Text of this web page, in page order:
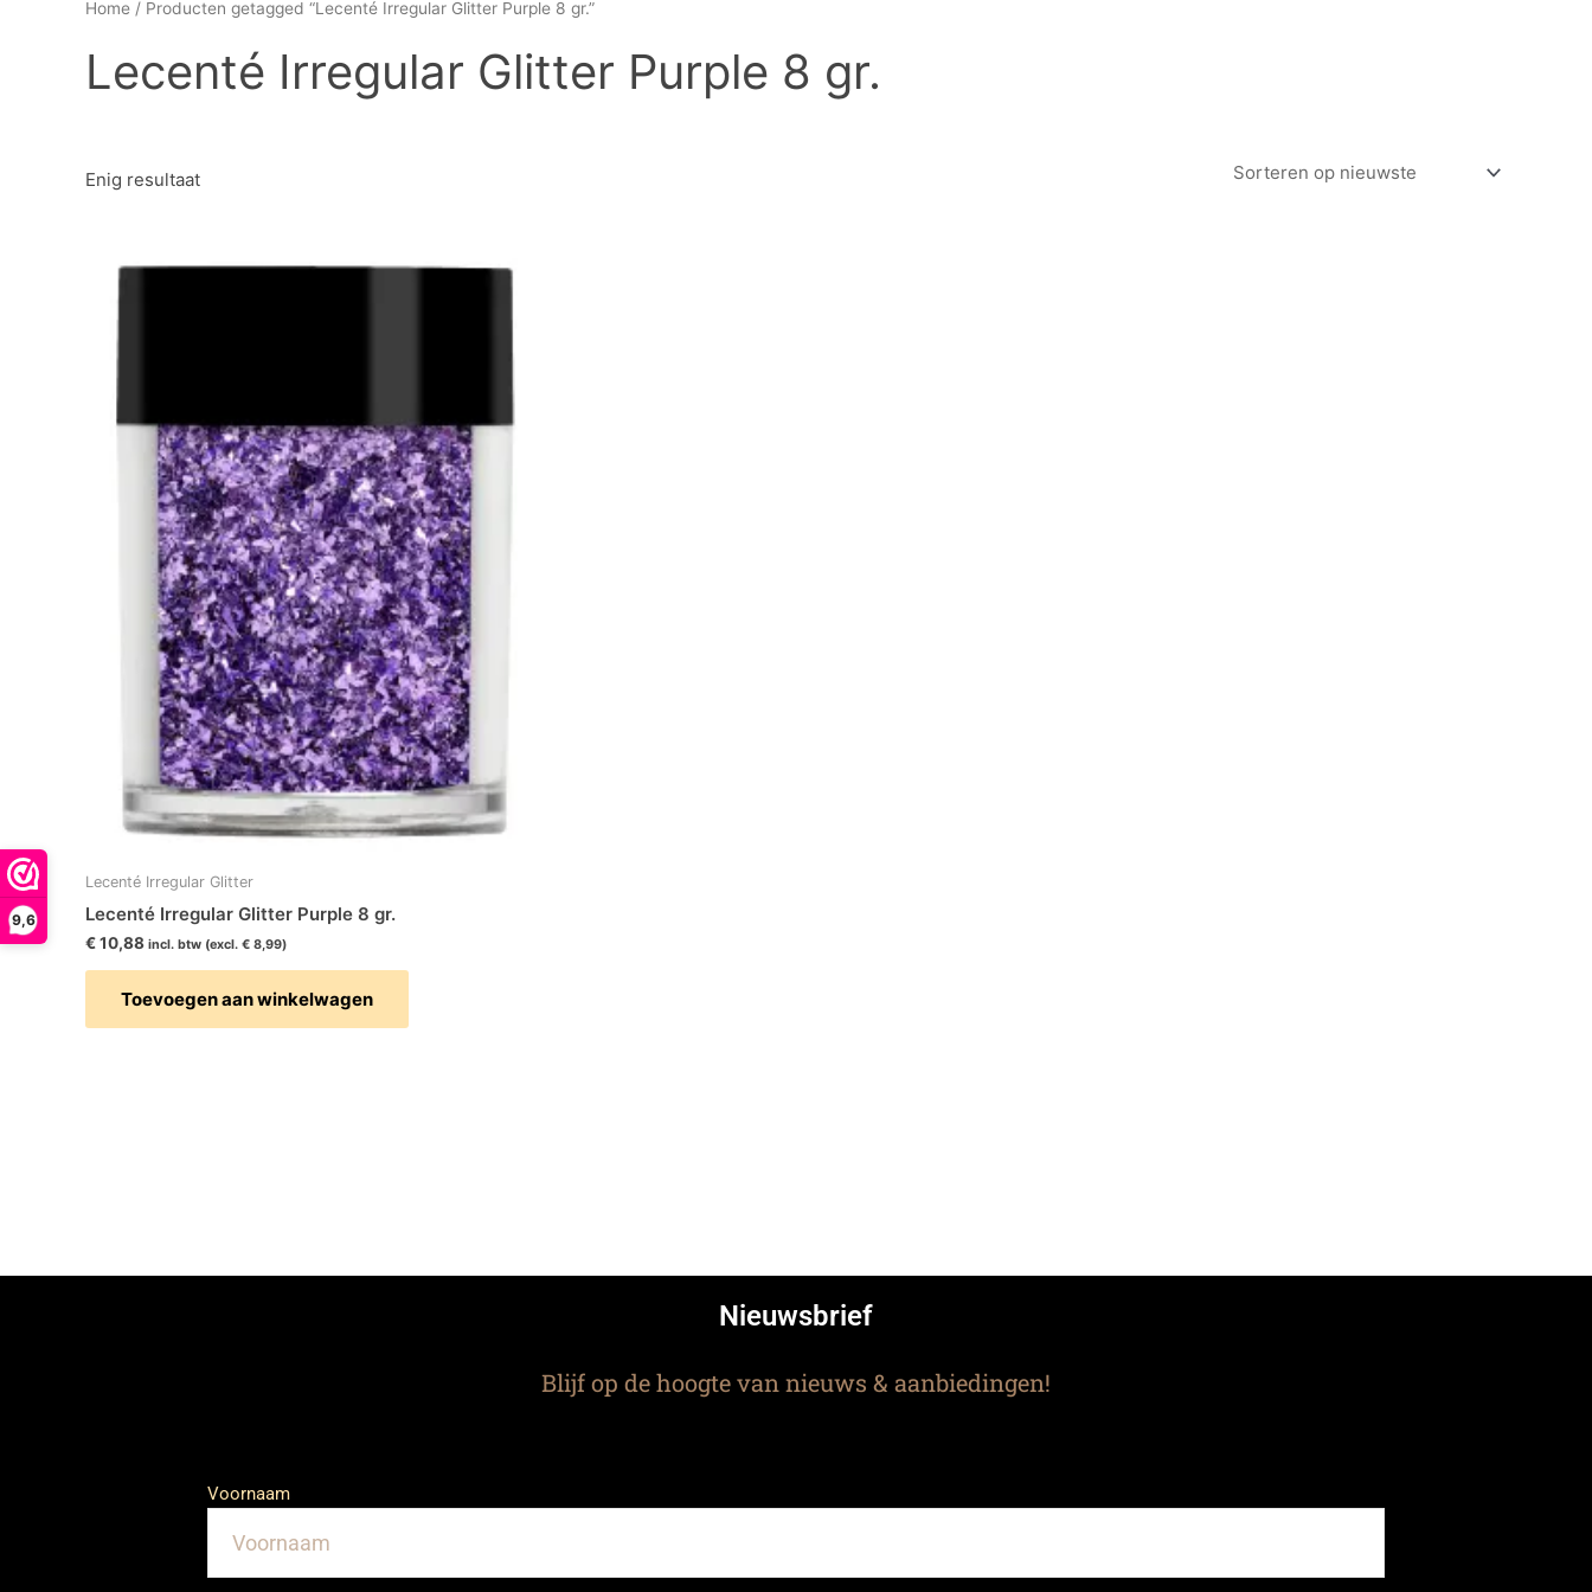
9,6
Home / Producten getagged “Lecenté Irregular Glitter Purple 8 gr.”
Lecenté Irregular Glitter Purple 8 gr.
Enig resultaat
Lecenté Irregular Glitter
Lecenté Irregular Glitter Purple 8 gr.
€10,88 incl. btw (excl. € 8,99)
Toevoegen aan winkelwagen
Nieuwsbrief
Blijf op de hoogte van nieuws & aanbiedingen!
Voornaam